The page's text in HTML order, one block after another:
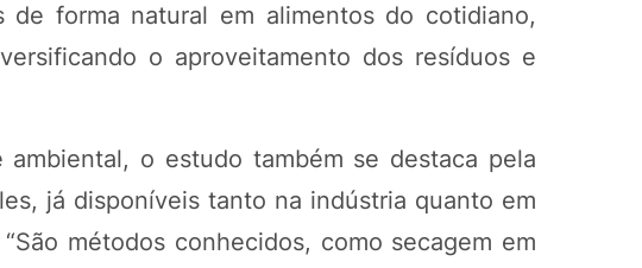
forma natural em alimentos do cotidiano,
o aproveitamento dos resíduos e
ambiental, o estudo também se destaca pela
já disponíveis tanto na indústria quanto em
métodos conhecidos, como secagem em